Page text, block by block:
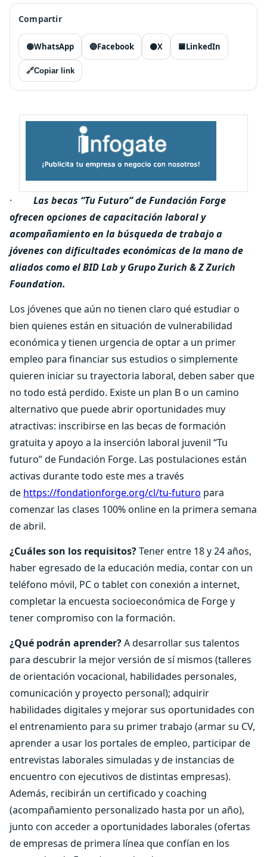
Compartir
🟢WhatsApp 🔵Facebook ⚫X 🟦LinkedIn
🔗Copiar link
· Las becas “Tu Futuro” de Fundación Forge
ofrecen opciones de capacitación laboral y
acompañamiento en la búsqueda de trabajo a
jóvenes con dificultades económicas de la mano de
aliados como el BID Lab y Grupo Zurich & Z Zurich
Foundation.
Los jóvenes que aún no tienen claro qué estudiar o
bien quienes están en situación de vulnerabilidad
económica y tienen urgencia de optar a un primer
empleo para financiar sus estudios o simplemente
quieren iniciar su trayectoria laboral, deben saber que
no todo está perdido. Existe un plan B o un camino
alternativo que puede abrir oportunidades muy
atractivas: inscribirse en las becas de formación
gratuita y apoyo a la inserción laboral juvenil “Tu
futuro” de Fundación Forge. Las postulaciones están
activas durante todo este mes a través
de https://fondationforge.org/cl/tu-futuro para
comenzar las clases 100% online en la primera semana
de abril.
¿Cuáles son los requisitos?Tener entre 18 y 24 años,
haber egresado de la educación media, contar con un
teléfono móvil, PC o tablet con conexión a internet,
completar la encuesta socioeconómica de Forge y
tener compromiso con la formación.
¿Qué podrán aprender?A desarrollar sus talentos
para descubrir la mejor versión de sí mismos (talleres
de orientación vocacional, habilidades personales,
comunicación y proyecto personal); adquirir
habilidades digitales y mejorar sus oportunidades con
el entrenamiento para su primer trabajo (armar su CV,
aprender a usar los portales de empleo, participar de
entrevistas laborales simuladas y de instancias de
encuentro con ejecutivos de distintas empresas).
Además, recibirán un certificado y coaching
(acompañamiento personalizado hasta por un año),
junto con acceder a oportunidades laborales (ofertas
de empresas de primera línea que confían en los